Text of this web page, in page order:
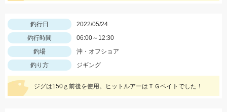
釣行日
2022/05/24
釣行時間
06:00～12:30
釣場
沖・オフショア
釣り方
ジギング
ジグは150ｇ前後を使用。ヒットルアーはＴＧベイトでした！